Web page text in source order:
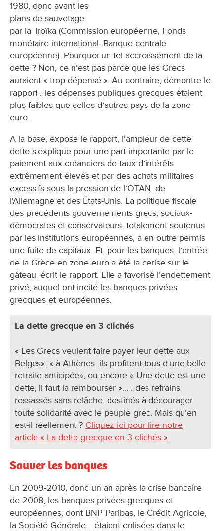
1980, donc avant les
plans de sauvetage
par la Troïka (Commission européenne, Fonds
monétaire international, Banque centrale
européenne). Pourquoi un tel accroissement de la
dette ? Non, ce n’est pas parce que les Grecs
auraient « trop dépensé ». Au contraire, démontre le
rapport : les dépenses publiques grecques étaient
plus faibles que celles d’autres pays de la zone
euro.
A la base, expose le rapport, l’ampleur de cette
dette s’explique pour une part importante par le
paiement aux créanciers de taux d’intérêts
extrêmement élevés et par des achats militaires
excessifs sous la pression de l’OTAN, de
l’Allemagne et des États-Unis. La politique fiscale
des précédents gouvernements grecs, sociaux-
démocrates et conservateurs, totalement soutenus
par les institutions européennes, a en outre permis
une fuite de capitaux. Et, pour les banques, l’entrée
de la Grèce en zone euro a été la cerise sur le
gâteau, écrit le rapport. Elle a favorisé l’endettement
privé, auquel ont incité les banques privées
grecques et européennes.
La dette grecque en 3 clichés
« Les Grecs veulent faire payer leur dette aux
Belges», « à Athènes, ils profitent tous d’une belle
retraite anticipée», ou encore « Une dette est une
dette, il faut la rembourser »… : des refrains
ressassés sans relâche, destinés à décourager
toute solidarité avec le peuple grec. Mais qu’en
est-il réellement ? Cliquez ici pour lire notre
article « La dette grecque en 3 clichés ».
Sauver les banques
En 2009-2010, donc un an après la crise bancaire
de 2008, les banques privées grecques et
européennes, dont BNP Paribas, le Crédit Agricole,
la Société Générale… étaient enlisées dans le